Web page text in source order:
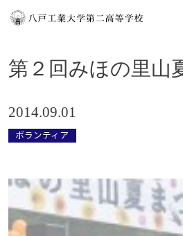
第２回みほの里山
2014.09.01
ボランティア